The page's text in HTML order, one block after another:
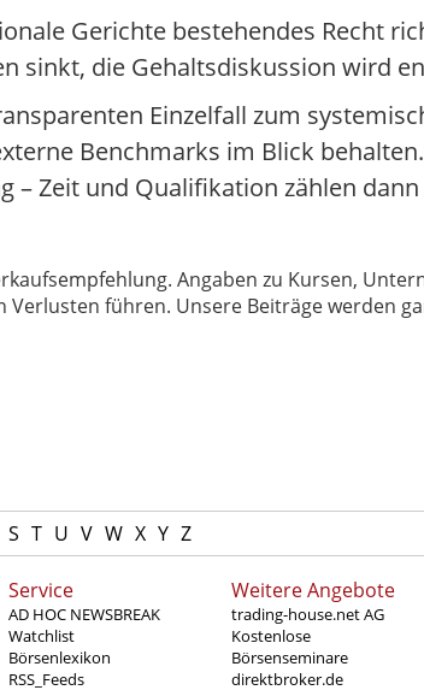
Gerichte bestehendes Recht
sinkt, die Gehaltsdiskussion wird
Einzelfall zum
Benchmarks im Blick
Zeit und Qualifikation zählen
Angaben zu Kursen,
führen. Unsere Beiträge werden
S T U V W X Y Z
Service
AD HOC NEWSBREAK
Watchlist
Börsenlexikon
RSS_Feeds
Weitere Angebote
trading-house.net AG
Kostenlose
Börsenseminare
direktbroker.de